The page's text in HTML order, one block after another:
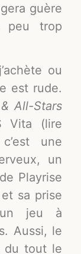
guère
peu trop
j’achète ou
est rude.
All-Stars
Vita (lire
une
un
Playrise
sa prise
jeu à
Aussi, le
du tout le